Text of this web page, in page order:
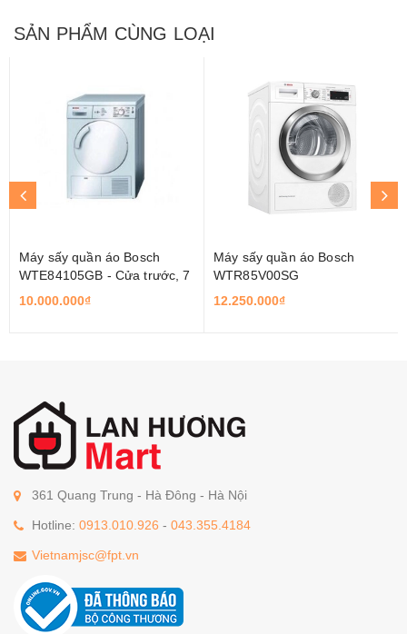
SẢN PHẨM CÙNG LOẠI
Máy sấy quần áo Bosch
WTE84105GB - Cửa trước, 7
Kg
10.000.000₫
Máy sấy quần áo Bosch
WTR85V00SG
12.250.000₫
361 Quang Trung - Hà Đông - Hà Nội
Hotline: 0913.010.926 - 043.355.4184
Vietnamjsc@fpt.vn